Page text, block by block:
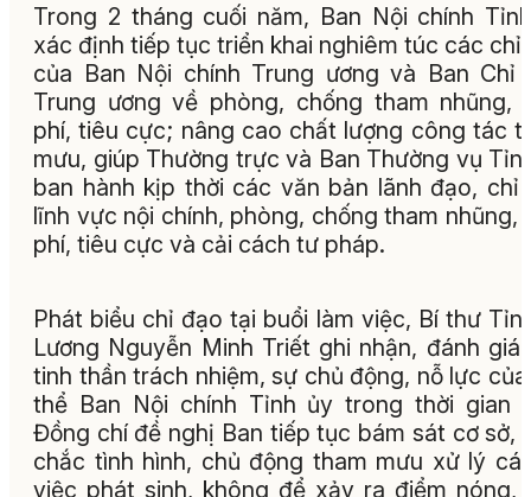
Trong 2 tháng cuối năm, Ban Nội chính
xác định tiếp tục triển khai nghiêm túc các chỉ
của Ban Nội chính Trung ương và Ban Chỉ
Trung ương về phòng, chống tham nhũng,
phí, tiêu cực; nâng cao chất lượng công tác
mưu, giúp Thường trực và Ban Thường vụ
ban hành kịp thời các văn bản lãnh đạo, chỉ
lĩnh vực nội chính, phòng, chống tham nhũng,
phí, tiêu cực và cải cách tư pháp.
Phát biểu chỉ đạo tại buổi làm việc, Bí thư
Lương Nguyễn Minh Triết ghi nhận, đánh giá
tinh thần trách nhiệm, sự chủ động, nỗ lực
thể Ban Nội chính Tỉnh ủy trong thời gian
Đồng chí đề nghị Ban tiếp tục bám sát cơ sở,
chắc tình hình, chủ động tham mưu xử lý
việc phát sinh, không để xảy ra điểm nóng,